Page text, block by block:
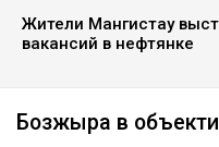
Жители Мангистау
вакансий в нефтянке
Бозжыра в